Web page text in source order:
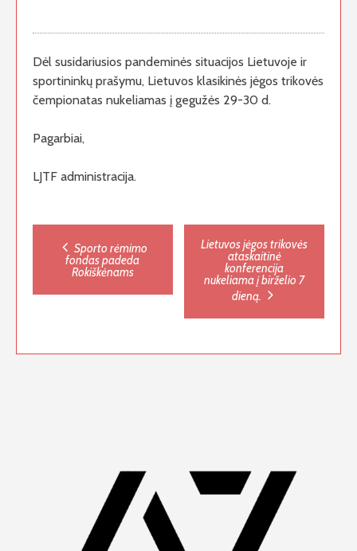
Dėl susidariusios pandeminės situacijos Lietuvoje ir
sportininkų prašymu, Lietuvos klasikinės jėgos trikovės
čempionatas nukeliamas į gegužės 29-30 d.
Pagarbiai,
LJTF administracija.
Post
navigation
Sporto rėmimo
fondas padeda
Rokiškėnams
Lietuvos jėgos trikovės
ataskaitinė
konferencija
nukeliama į birželio 7
dieną.